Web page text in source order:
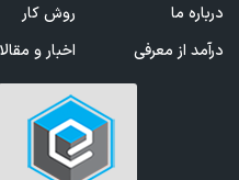
درباره ما روش کار
درآمد از معرفی
اخبار و